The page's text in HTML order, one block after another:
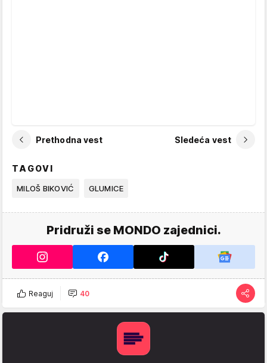
Prethodna vest Sledeća vest
TAGOVI
MILOŠ BIKOVIĆ GLUMICE
Pridruži se MONDO zajednici.
Reaguj 40